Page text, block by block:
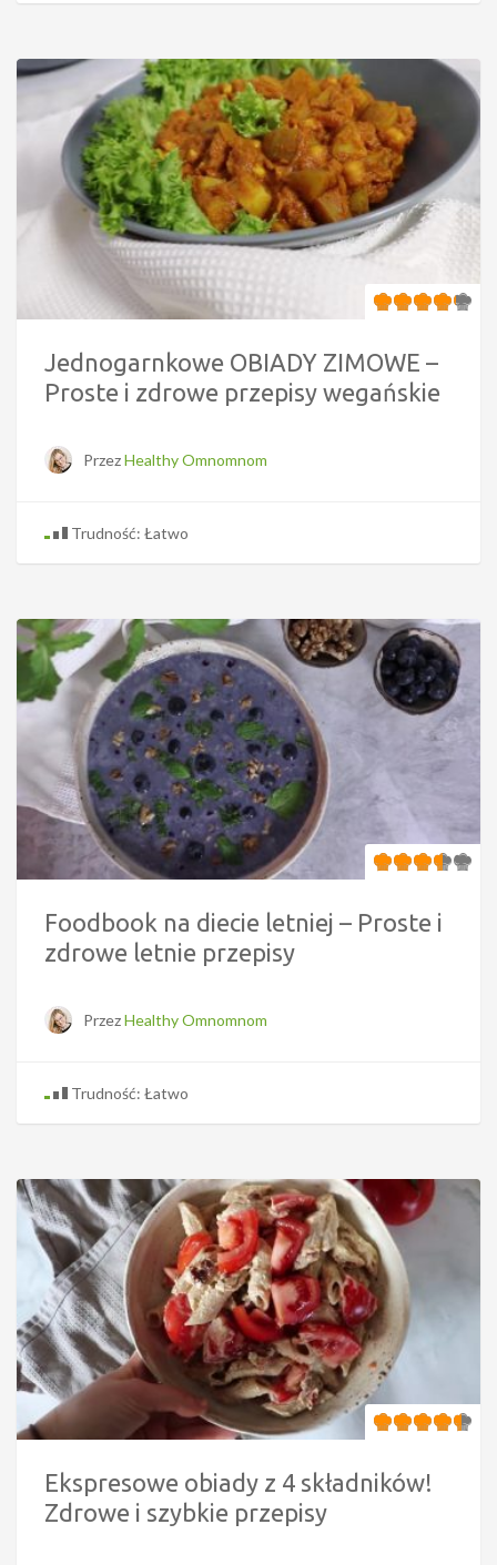
Jednogarnkowe OBIADY ZIMOWE –
Proste i zdrowe przepisy wegańskie
PrzezHealthy Omnomnom
Trudność: Łatwo
Foodbook na diecie letniej – Proste i
zdrowe letnie przepisy
PrzezHealthy Omnomnom
Trudność: Łatwo
Ekspresowe obiady z 4 składników!
Zdrowe i szybkie przepisy